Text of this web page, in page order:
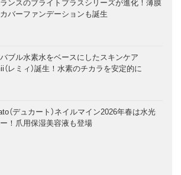
バーファンデーションも誕生
ブル水素水をベースにしたスキンケア
（レミィ）誕生！水素のチカラを安定的に
（デュカート）ネイルマイン2026年春は水光
！爪用保湿美容液も登場